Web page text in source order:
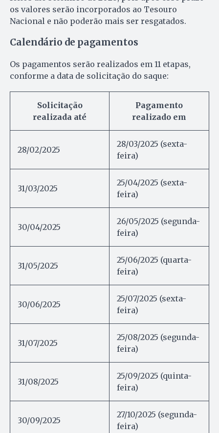
os valores serão incorporados ao Tesouro
Nacional e não poderão mais ser resgatados.
Calendário de pagamentos
Os pagamentos serão realizados em 11 etapas,
conforme a data de solicitação do saque:
Solicitação
realizada até
Pagamento
realizado em
28/02/2025
28/03/2025 (sexta-
feira)
31/03/2025
25/04/2025 (sexta-
feira)
30/04/2025
26/05/2025 (segunda-
feira)
31/05/2025
25/06/2025 (quarta-
feira)
30/06/2025
25/07/2025 (sexta-
feira)
31/07/2025
25/08/2025 (segunda-
feira)
31/08/2025
25/09/2025 (quinta-
feira)
30/09/2025
27/10/2025 (segunda-
feira)